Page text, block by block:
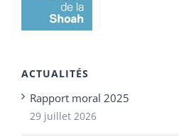
ACTUALITÉS
Rapport moral 2025
29 juillet 2026